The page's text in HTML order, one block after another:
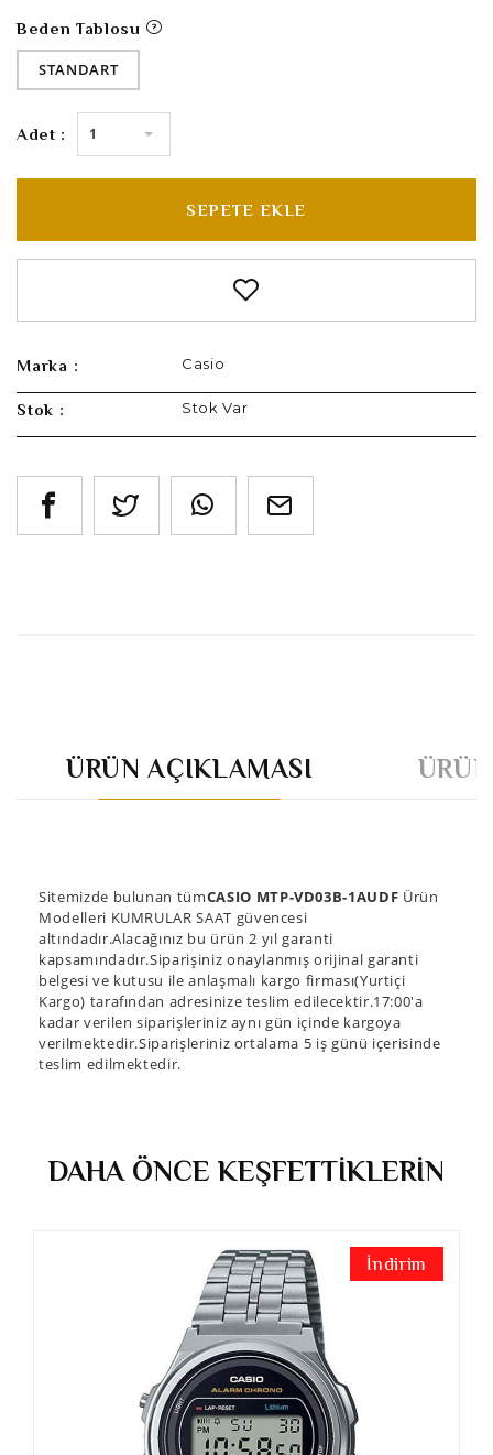
Beden Tablosu
STANDART
Adet : 1
SEPETE EKLE
Marka : Casio
Stok : Stok Var
ÜRÜN AÇIKLAMASI
Sitemizde bulunan tümCASIO MTP-VD03B-1AUDF Ürün
Modelleri KUMRULAR SAAT güvencesi
altındadır.Alacağınız bu ürün 2 yıl garanti
kapsamındadır.Siparişiniz onaylanmış orijinal garanti
belgesi ve kutusu ile anlaşmalı kargo firması(Yurtiçi
Kargo) tarafından adresinize teslim edilecektir.17:00'a
kadar verilen siparişleriniz aynı gün içinde kargoya
verilmektedir.Siparişleriniz ortalama 5 iş günü içerisinde
teslim edilmektedir.
DAHA ÖNCE KEŞFETTİKLERİN
İndirim